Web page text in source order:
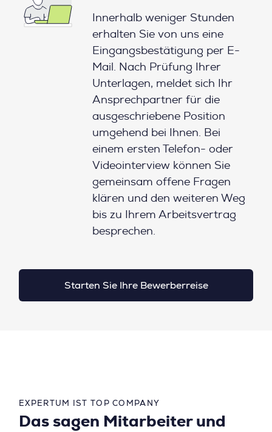
Innerhalb weniger Stunden
erhalten Sie von uns eine
Eingangsbestätigung per E-
Mail. Nach Prüfung Ihrer
Unterlagen, meldet sich Ihr
Ansprechpartner für die
ausgeschriebene Position
umgehend bei Ihnen. Bei
einem ersten Telefon- oder
Videointerview können Sie
gemeinsam offene Fragen
klären und den weiteren Weg
bis zu Ihrem Arbeitsvertrag
besprechen.
Starten Sie Ihre Bewerberreise
EXPERTUM IST TOP COMPANY
Das sagen Mitarbeiter und